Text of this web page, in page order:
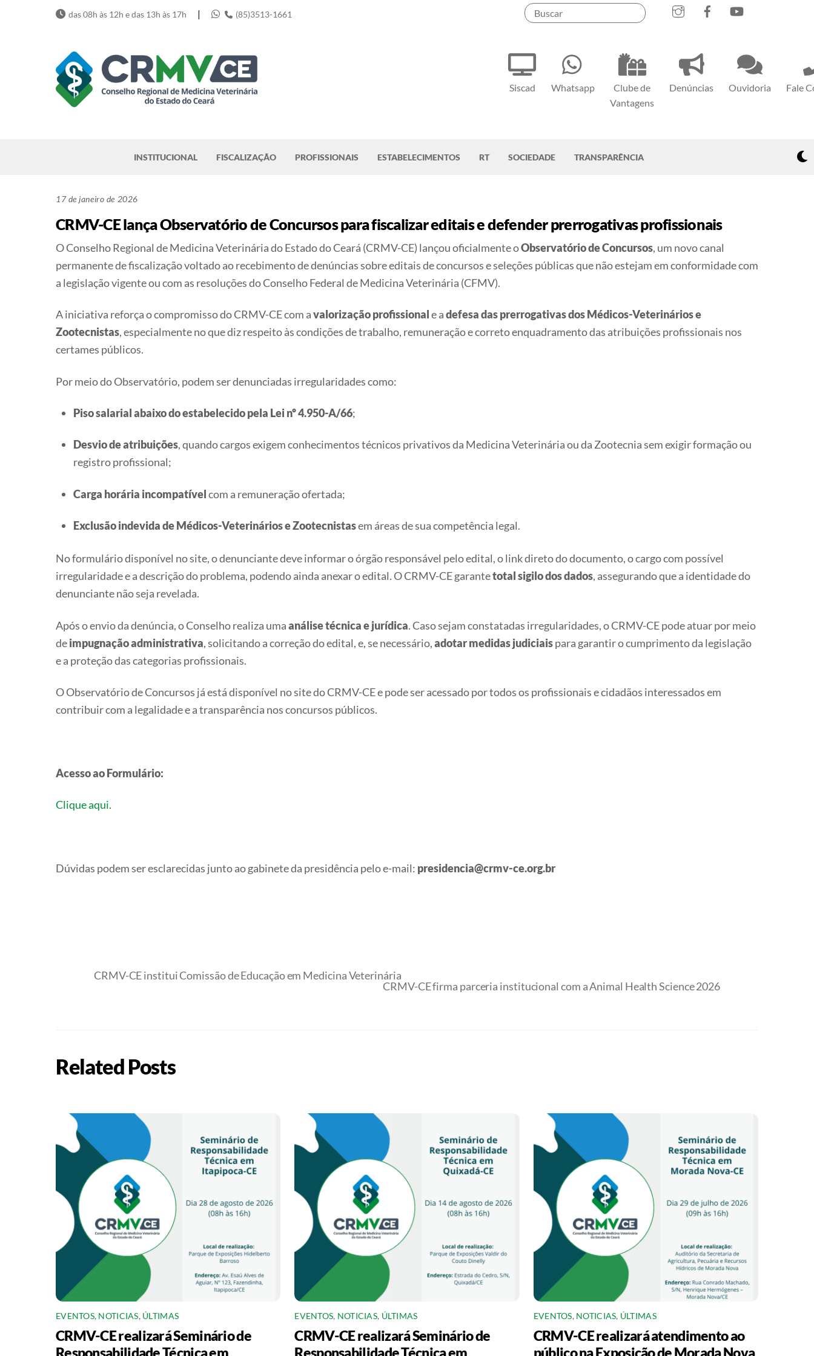
Siscad Whatsapp
Clube de
Vantagens
Denúncias Ouvidoria Fale
InstagramFacebook
das 08h às 12h e das 13h às 17h | (85)3513-1661
INSTITUCIONAL FISCALIZAÇÃO PROFISSIONAIS ESTABELECIMENTOS RT SOCIEDADE TRANSPARÊNCIA
17 de janeiro de 2026
CRMV-CE lança Observatório de Concursos para fiscalizar editais e defender prerrogativas profissionais
O Conselho Regional de Medicina Veterinária do Estado do Ceará (CRMV-CE) lançou oficialmente oObservatório de Concursos, um novo canal
permanente de fiscalização voltado ao recebimento de denúncias sobre editais de concursos e seleções públicas que não estejam em conformidade com
a legislação vigente ou com as resoluções do Conselho Federal de Medicina Veterinária (CFMV).
A iniciativa reforça o compromisso do CRMV-CE com avalorização profissionale adefesa das prerrogativas dos Médicos-Veterinários e
Zootecnistas, especialmente no que diz respeito às condições de trabalho, remuneração e correto enquadramento das atribuições profissionais nos
certames públicos.
Por meio do Observatório, podem ser denunciadas irregularidades como:
Piso salarial abaixo do estabelecido pela Lei nº 4.950-A/66;
Desvio de atribuições, quando cargos exigem conhecimentos técnicos privativos da Medicina Veterinária ou da Zootecnia sem exigir formação ou
registro profissional;
Carga horária incompatívelcom a remuneração ofertada;
Exclusão indevida de Médicos-Veterinários e Zootecnistasem áreas de sua competência legal.
No formulário disponível no site, o denunciante deve informar o órgão responsável pelo edital, o link direto do documento, o cargo com possível
irregularidade e a descrição do problema, podendo ainda anexar o edital. O CRMV-CE garantetotal sigilo dos dados, assegurando que a identidade do
denunciante não seja revelada.
Após o envio da denúncia, o Conselho realiza umaanálise técnica e jurídica. Caso sejam constatadas irregularidades, o CRMV-CE pode atuar por meio
deimpugnação administrativa, solicitando a correção do edital, e, se necessário,adotar medidas judiciaispara garantir o cumprimento da legislação
e a proteção das categorias profissionais.
O Observatório de Concursos já está disponível no site do CRMV-CE e pode ser acessado por todos os profissionais e cidadãos interessados em
contribuir com a legalidade e a transparência nos concursos públicos.
Acesso ao Formulário:
Clique aqui.
Dúvidas podem ser esclarecidas junto ao gabinete da presidência pelo e-mail: presidencia@crmv-ce.org.br
CRMV-CE institui Comissão de Educação em Medicina Veterinária
CRMV-CE firma parceria institucional com a Animal Health Science 2026
Related Posts
EVENTOS, NOTICIAS, ÚLTIMAS
CRMV-CE realizará Seminário de
Responsabilidade Técnica em
EVENTOS, NOTICIAS, ÚLTIMAS
CRMV-CE realizará Seminário de
Responsabilidade Técnica em
EVENTOS, NOTICIAS, ÚLTIMAS
CRMV-CE realizará atendimento ao
público na Exposição de Morada Nova